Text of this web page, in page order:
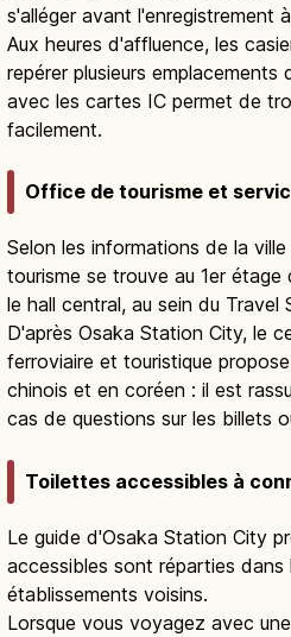
Un service de dépôt de
proposé au 1er étage de la gare
s'alléger avant l'enregistrement
Aux heures d'affluence, les
repérer plusieurs emplacements
facilement.
Office de tourisme et
Selon les informations de la
tourisme se trouve au 1er étage
le hall central, au sein du Travel
D'après Osaka Station City, le
ferroviaire et touristique propose
cas de questions sur les billets
Toilettes accessibles à
Le guide d'Osaka Station City
accessibles sont réparties dans